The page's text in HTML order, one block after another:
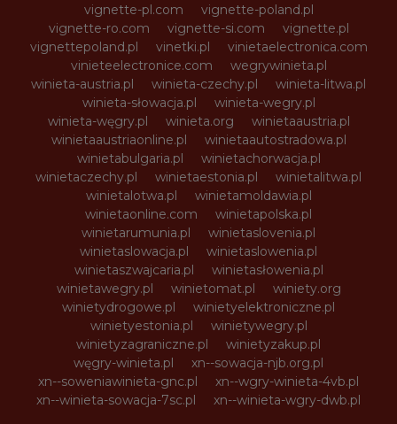
vignette-pl.com
vignette-poland.pl
vignette-ro.com
vignette-si.com
vignette.pl
vignettepoland.pl
vinetki.pl
vinietaelectronica.com
vinieteelectronice.com
wegrywinieta.pl
winieta-austria.pl
winieta-czechy.pl
winieta-litwa.pl
winieta-słowacja.pl
winieta-wegry.pl
winieta-węgry.pl
winieta.org
winietaaustria.pl
winietaaustriaonline.pl
winietaautostradowa.pl
winietabulgaria.pl
winietachorwacja.pl
winietaczechy.pl
winietaestonia.pl
winietalitwa.pl
winietalotwa.pl
winietamoldawia.pl
winietaonline.com
winietapolska.pl
winietarumunia.pl
winietaslovenia.pl
winietaslowacja.pl
winietaslowenia.pl
winietaszwajcaria.pl
winietasłowenia.pl
winietawegry.pl
winietomat.pl
winiety.org
winietydrogowe.pl
winietyelektroniczne.pl
winietyestonia.pl
winietywegry.pl
winietyzagraniczne.pl
winietyzakup.pl
węgry-winieta.pl
xn--sowacja-njb.org.pl
xn--soweniawinieta-gnc.pl
xn--wgry-winieta-4vb.pl
xn--winieta-sowacja-7sc.pl
xn--winieta-wgry-dwb.pl